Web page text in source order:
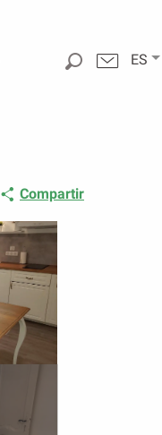
ES
Compartir